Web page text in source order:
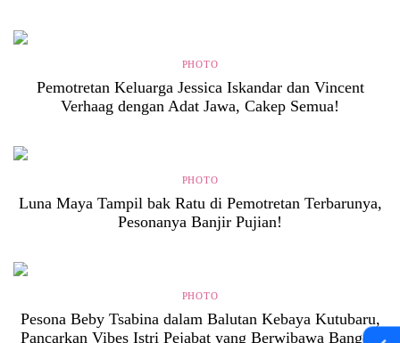
PHOTO
Pemotretan Keluarga Jessica Iskandar dan Vincent
Verhaag dengan Adat Jawa, Cakep Semua!
PHOTO
Luna Maya Tampil bak Ratu di Pemotretan Terbarunya,
Pesonanya Banjir Pujian!
PHOTO
Pesona Beby Tsabina dalam Balutan Kebaya Kutubaru,
Pancarkan Vibes Istri Pejabat yang Berwibawa Banget!